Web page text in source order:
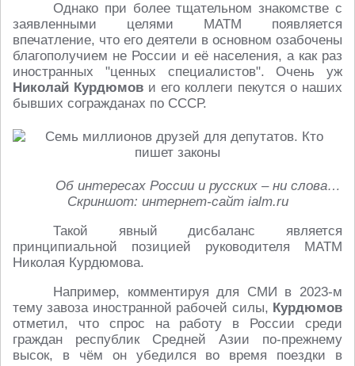
Однако при более тщательном знакомстве с
заявленными целями МАТМ появляется
впечатление, что его деятели в основном озабочены
благополучием не России и её населения, а как раз
иностранных "ценных специалистов". Очень уж
Николай Курдюмов и его коллеги пекутся о наших
бывших согражданах по СССР.
Об интересах России и русских – ни слова…
Скриншот: интернет-сайт ialm.ru
Такой явный дисбаланс является
принципиальной позицией руководителя МАТМ
Николая Курдюмова.
Например, комментируя для СМИ в 2023-м
тему завоза иностранной рабочей силы, Курдюмов
отметил, что спрос на работу в России среди
граждан республик Средней Азии по-прежнему
высок, в чём он убедился во время поездки в